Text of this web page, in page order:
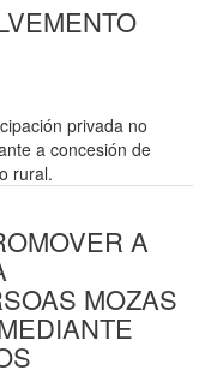
privada no
a concesión de
rural.
A
MOZAS